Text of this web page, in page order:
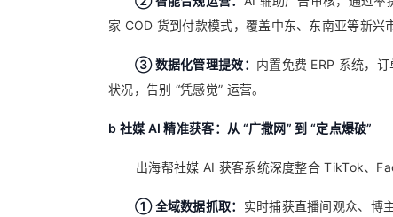
家 COD 货到付款模式，覆盖中东、东南亚等新兴
③ 数据化管理提效： 内置免费 ERP 系统，
状况，告别 “凭感觉” 运营。
b 社媒 AI 精准获客：从 “广撒网” 到 “定点爆破”
出海帮社媒 AI 获客系统深度整合 TikTok、
① 全域数据抓取： 实时捕获直播间观众、博